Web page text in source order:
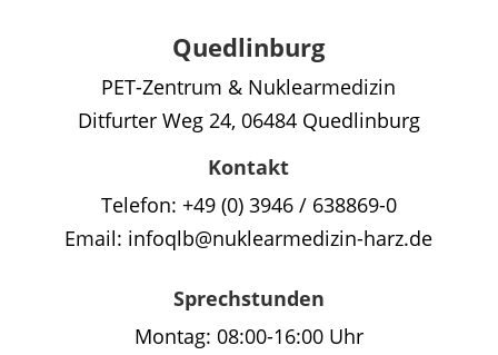
Quedlinburg
PET-Zentrum & Nuklearmedizin
Ditfurter Weg 24, 06484 Quedlinburg
Kontakt
Telefon: +49 (0) 3946 / 638869-0
Email: infoqlb@nuklearmedizin-harz.de
Sprechstunden
Montag: 08:00-16:00 Uhr